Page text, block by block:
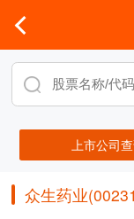
上市公司
众生药业